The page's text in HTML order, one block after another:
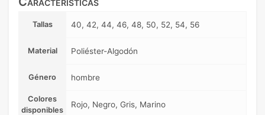
Tallas 40, 42, 44, 46, 48, 50, 52, 54, 56
Material Poliéster-Algodón
Género hombre
Colores
disponibles
Rojo, Negro, Gris, Marino